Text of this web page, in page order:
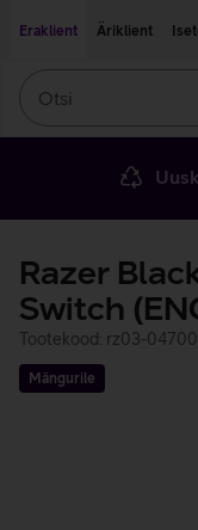
Eraklient
Äriklient
Razer
Switch
Tootekood: rz03-
Mängurile